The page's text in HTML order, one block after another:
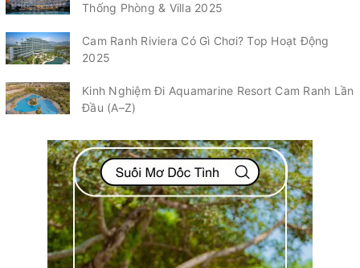
Thống Phòng & Villa 2025
Cam Ranh Riviera Có Gì Chơi? Top Hoạt Động
2025
Kinh Nghiệm Đi Aquamarine Resort Cam Ranh Lần
Đầu (A–Z)